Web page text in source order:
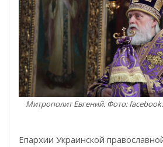
Митрополит Евгений. Фото:
Епархии Украинской